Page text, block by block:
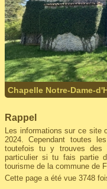
Chapelle Notre-Dame-
Rappel
Les informations sur ce site
2024. Cependant toutes
toutefois tu y trouves des
particulier si tu fais partie
tourisme de la commune de
Cette page a été vue 3748